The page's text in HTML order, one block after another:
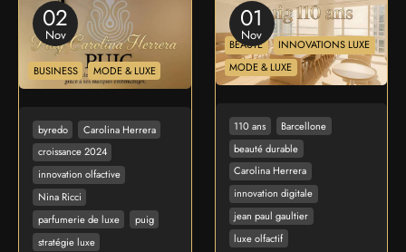
02
Nov
BUSINESS MODE & LUXE
byredo
Carolina Herrera
croissance 2024
innovation olfactive
Nina Ricci
parfumerie de luxe
puig
stratégie luxe
01
Nov
BEAUTÉ
INNOVATIONS LUXE
MODE & LUXE
110 ans
Barcellone
beauté durable
Carolina Herrera
innovation digitale
jean paul gaultier
luxe olfactif